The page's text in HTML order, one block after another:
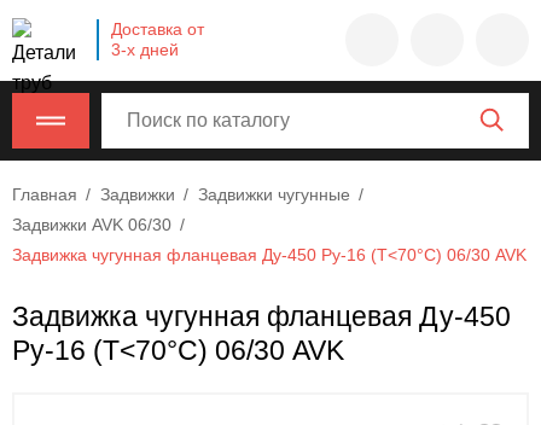
Доставка от
3-х дней
Главная Задвижки
Задвижки чугунные
Задвижки AVK 06/30
Задвижка чугунная фланцевая Ду-450 Ру-16 (Т<70°С) 06/30 AVK
Задвижка чугунная фланцевая Ду-450
Ру-16 (Т<70°С) 06/30 AVK
Company
name
Россия
620000,
Москва,
Москва,
Калужская,
15,